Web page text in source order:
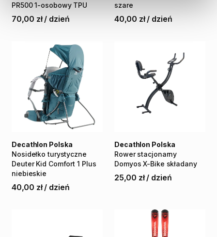
PR500 1-osobowy TPU
70,00 zł / dzień
szare
40,00 zł / dzień
Nosidełko turystyczne
Deuter Kid Comfort 1 Plus
niebieskie
Decathlon Polska
40,00 zł / dzień
Rower stacjonarny
Domyos X-Bike składany
Decathlon Polska
25,00 zł / dzień